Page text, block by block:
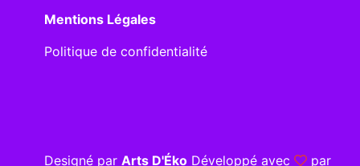
Mentions Légales
Politique de confidentialité
Designé par Arts D'Éko Développé avec par